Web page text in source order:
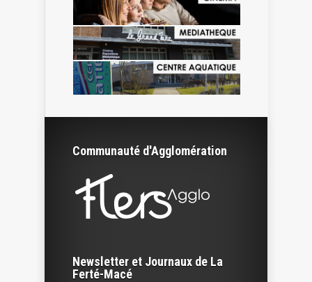
Communauté d'Agglomération
Newsletter et Journaux de La
Ferté-Macé